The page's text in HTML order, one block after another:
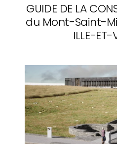
GUIDE DE LA
du Mont-Saint-
ILLE-ET-